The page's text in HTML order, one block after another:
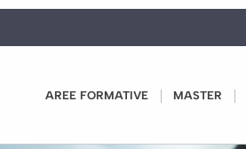
AREE FORMATIVE MASTER